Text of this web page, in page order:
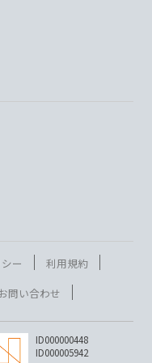
ー
利用規約
問い合わせ
ID000000448
ID000005942